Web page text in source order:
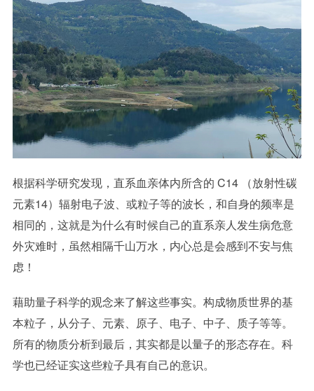
根据科学研究发现，直系血亲体内所含的 C14 （放射性碳
元素14）辐射电子波、或粒子等的波长，和自身的频率是
相同的，这就是为什么有时候自己的直系亲人发生病危意
外灾难时，虽然相隔千山万水，内心总是会感到不安与焦
虑！
藉助量子科学的观念来了解这些事实。构成物质世界的基
本粒子，从分子、元素、原子、电子、中子、质子等等。
所有的物质分析到最后，其实都是以量子的形态存在。科
学也已经证实这些粒子具有自己的意识。